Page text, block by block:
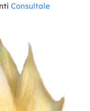
Consultale